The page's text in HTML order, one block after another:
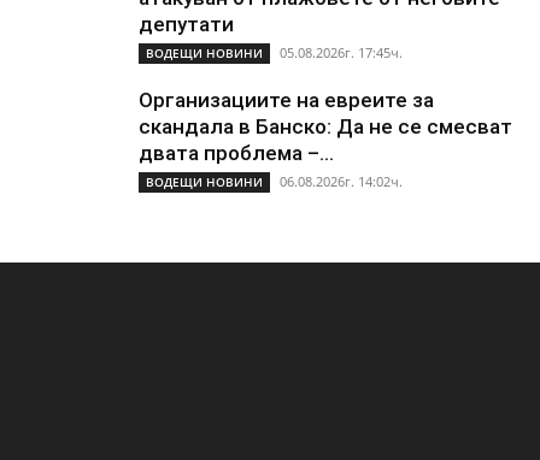
депутати
ВОДЕЩИ НОВИНИ 05.08.2026г. 17:45ч.
Организациите на евреите за
скандала в Банско: Да не се смесват
двата проблема –...
ВОДЕЩИ НОВИНИ 06.08.2026г. 14:02ч.